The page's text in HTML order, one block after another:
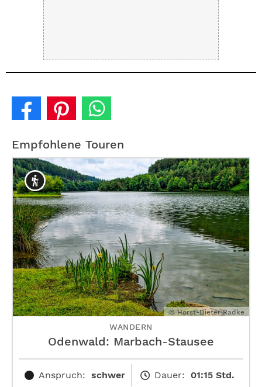
Empfohlene Touren
© Horst-Dieter Radke
WANDERN
Odenwald: Marbach-Stausee
Anspruch: schwer Dauer: 01:15 Std.